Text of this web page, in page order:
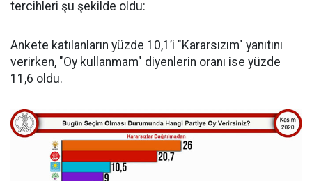
tercihleri şu şekilde oldu:
Ankete katılanların yüzde 10,1’i "Kararsızım" yanıtını
verirken, "Oy kullanmam" diyenlerin oranı ise yüzde
11,6 oldu.